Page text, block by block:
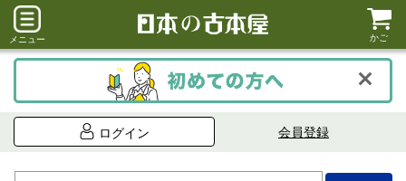
メニュー かご
ログイン 会員登録